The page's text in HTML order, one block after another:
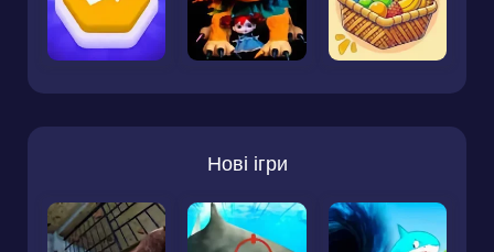
Нові ігри